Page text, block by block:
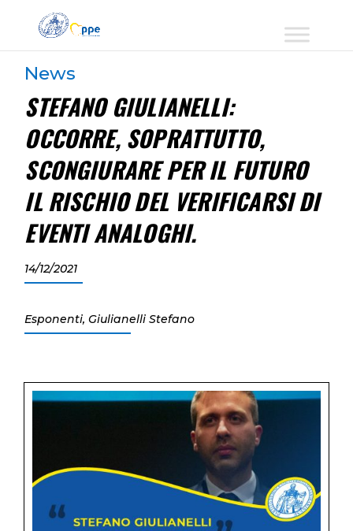
News
STEFANO GIULIANELLI:
OCCORRE, SOPRATTUTTO,
SCONGIURARE PER IL FUTURO
IL RISCHIO DEL VERIFICARSI DI
EVENTI ANALOGHI.
14/12/2021
Esponenti,Giulianelli Stefano